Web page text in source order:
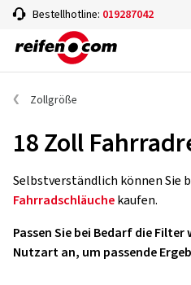
Bestellhotline: 019287042
Zollgröße
18 Zoll
Selbstverständlich können Sie
Fahrradschläuchekaufen.
Passen Sie bei Bedarf die
Nutzart an, um passende